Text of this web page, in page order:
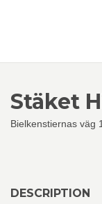
Stäket
Bielkenstiernas väg
DESCRIPTION